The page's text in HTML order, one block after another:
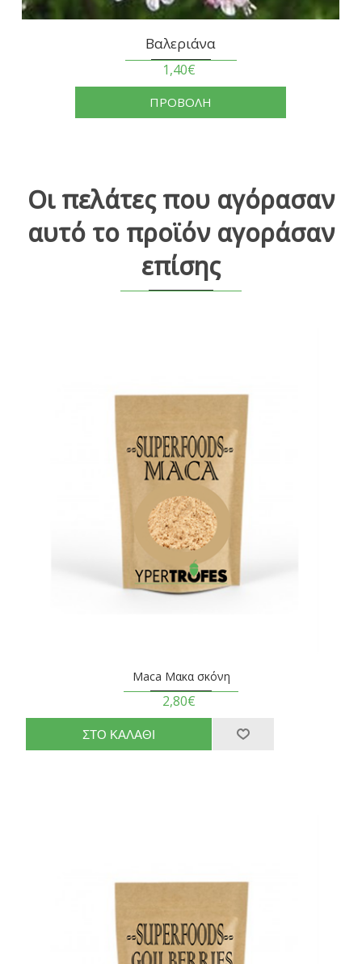
Βαλεριάνα
1,40€
ΠΡΟΒΟΛΗ
Οι πελάτες που αγόρασαν
αυτό το προϊόν αγοράσαν
επίσης
Maca Μακα σκόνη
2,80€